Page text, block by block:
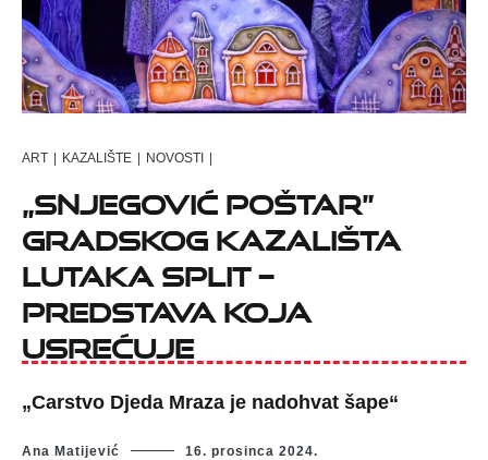
ART | KAZALIŠTE | NOVOSTI |
„Snjegović poštar”
Gradskog kazališta
lutaka Split –
predstava koja
usrećuje
„Carstvo Djeda Mraza je nadohvat šape“
Ana Matijević 16. prosinca 2024.